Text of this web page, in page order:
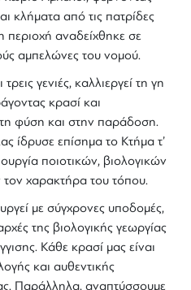
κλήματα από τις πατρίδες
περιοχή αναδείχθηκε σε
αμπελώνες του νομού.
γενιές, καλλιεργεί τη γη
κρασί και
φύση και στην παράδοση.
ίδρυσε επίσημα το Κτήμα τ’
ποιοτικών, βιολογικών
χαρακτήρα του τόπου.
με σύγχρονες υποδομές,
της βιολογικής γεωργίας
Κάθε κρασί μας είναι
και αυθεντικής
Παράλληλα, αναπτύσσουμε